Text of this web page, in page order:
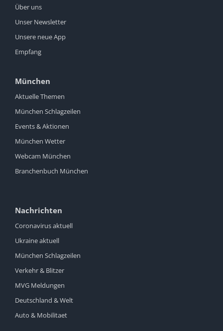
Über uns
Unser Newsletter
Unsere neue App
Empfang
München
Aktuelle Themen
München Schlagzeilen
Events & Aktionen
München Wetter
Webcam München
Branchenbuch München
Nachrichten
Coronavirus aktuell
Ukraine aktuell
München Schlagzeilen
Verkehr & Blitzer
MVG Meldungen
Deutschland & Welt
Auto & Mobilitaet